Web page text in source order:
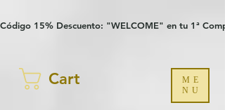
Código 15% Descuento: "WELCOME" en tu 1ª
Cart
ME
NU